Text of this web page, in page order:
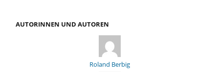
AUTORINNEN UND AUTOREN
Roland Berbig